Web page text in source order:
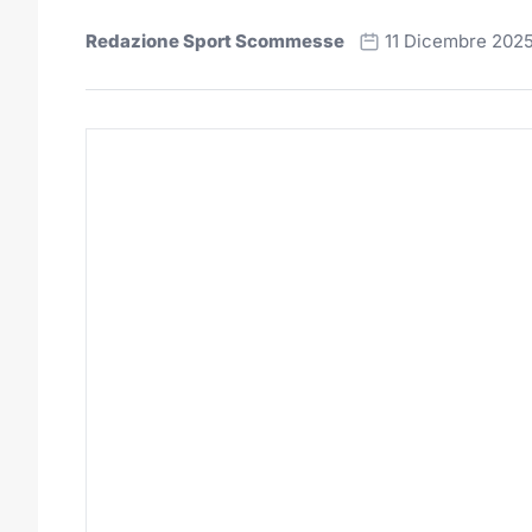
Redazione Sport Scommesse 11 Dicembre